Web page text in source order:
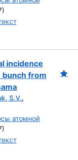
incidence
from
S.V.,
атомной